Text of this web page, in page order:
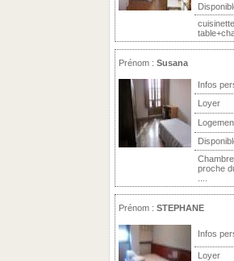
Prénom : Susana
Infos
Loyer
proche
Prénom : STEPHANE
Infos
Loyer